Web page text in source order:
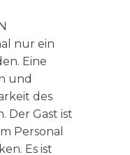
nur ein
Eine
und
des
Der Gast ist
Personal
Es ist